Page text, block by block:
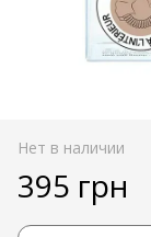
Нет в наличии
395 грн